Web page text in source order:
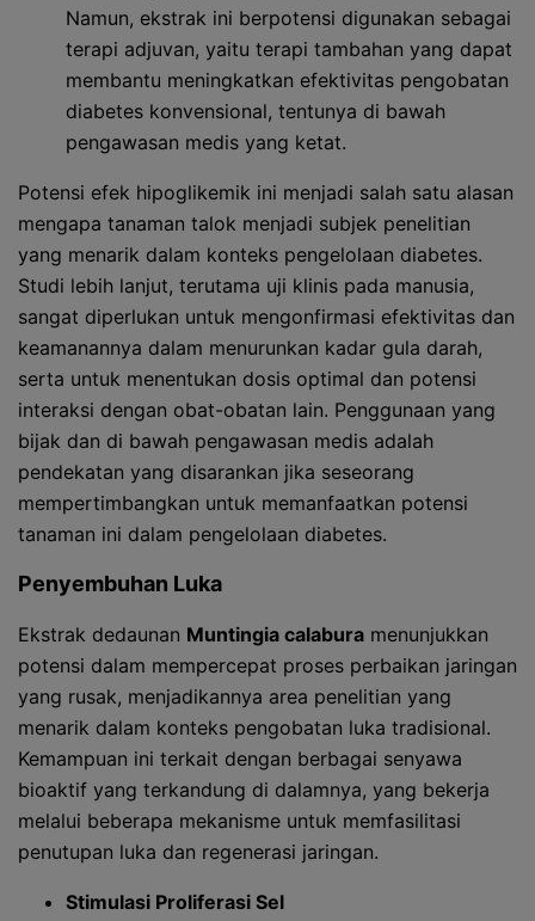
Namun, ekstrak ini berpotensi digunakan sebagai
terapi adjuvan, yaitu terapi tambahan yang dapat
membantu meningkatkan efektivitas pengobatan
diabetes konvensional, tentunya di bawah
pengawasan medis yang ketat.
Potensi efek hipoglikemik ini menjadi salah satu alasan
mengapa tanaman talok menjadi subjek penelitian
yang menarik dalam konteks pengelolaan diabetes.
Studi lebih lanjut, terutama uji klinis pada manusia,
sangat diperlukan untuk mengonfirmasi efektivitas dan
keamanannya dalam menurunkan kadar gula darah,
serta untuk menentukan dosis optimal dan potensi
interaksi dengan obat-obatan lain. Penggunaan yang
bijak dan di bawah pengawasan medis adalah
pendekatan yang disarankan jika seseorang
mempertimbangkan untuk memanfaatkan potensi
tanaman ini dalam pengelolaan diabetes.
Penyembuhan Luka
Ekstrak dedaunan Muntingia calabura menunjukkan
potensi dalam mempercepat proses perbaikan jaringan
yang rusak, menjadikannya area penelitian yang
menarik dalam konteks pengobatan luka tradisional.
Kemampuan ini terkait dengan berbagai senyawa
bioaktif yang terkandung di dalamnya, yang bekerja
melalui beberapa mekanisme untuk memfasilitasi
penutupan luka dan regenerasi jaringan.
Stimulasi Proliferasi Sel